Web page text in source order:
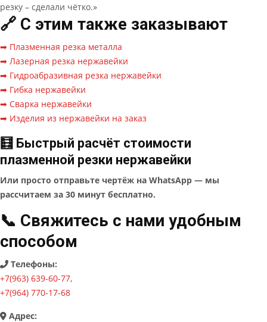
резку – сделали чётко.»
🔗 С этим также заказывают
➡ Плазменная резка металла
➡ Лазерная резка нержавейки
➡ Гидроабразивная резка нержавейки
➡ Гибка нержавейки
➡ Сварка нержавейки
➡ Изделия из нержавейки на заказ
🧮 Быстрый расчёт стоимости
плазменной резки нержавейки
Или просто отправьте чертёж на WhatsApp — мы
рассчитаем за 30 минут бесплатно.
📞 Свяжитесь с нами удобным
способом
Телефоны:
+7(963) 639-60-77,
+7(964) 770-17-68
Адрес: